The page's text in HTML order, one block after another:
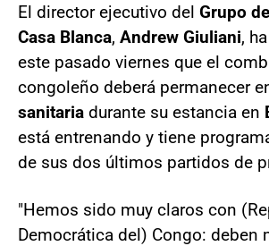
El director ejecutivo del Grupo
Casa Blanca, Andrew Giuliani,
este pasado viernes que el
congoleño deberá permanecer
sanitaria durante su estancia en
está entrenando y tiene
de sus dos últimos partidos de
"Hemos sido muy claros con
Democrática del) Congo: deben